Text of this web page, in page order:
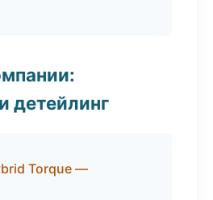
детейлинг
Torque —